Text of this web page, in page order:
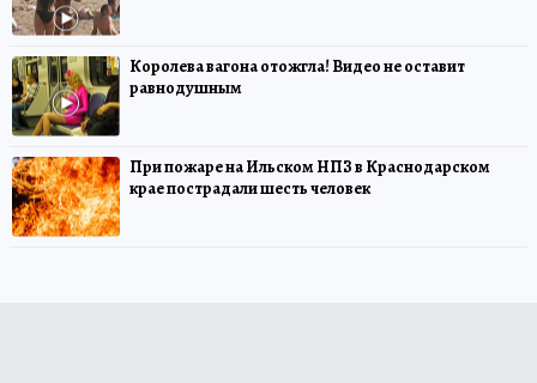
Королева вагона отожгла! Видео не оставит
равнодушным
При пожаре на Ильском НПЗ в Краснодарском
крае пострадали шесть человек